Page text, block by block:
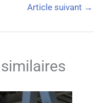
Article suivant →